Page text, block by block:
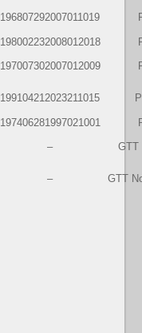
196807292007011019
198002232008012018
197007302007012009
199104212023211015
197406281997021001
– GTT
– GTT